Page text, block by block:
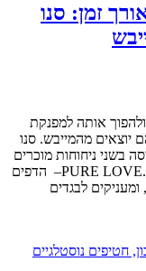
זמן: סנו
אותה למפנקת
יוצאים מהמייבש. סנו
בשני ניחוחות מוכרים
ואהובים מסדרת מרככי הכביסה שלה BABY ו.PURE LOVE– הדפים
לבגדים
חלבון עם 40 גרם חלבון, חטיפים נוסטלגיים